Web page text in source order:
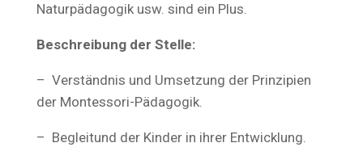
Naturpädagogik usw. sind ein Plus.
Beschreibung der Stelle:
– Verständnis und Umsetzung der Prinzipien
der Montessori-Pädagogik.
– Begleitund der Kinder in ihrer Entwicklung.